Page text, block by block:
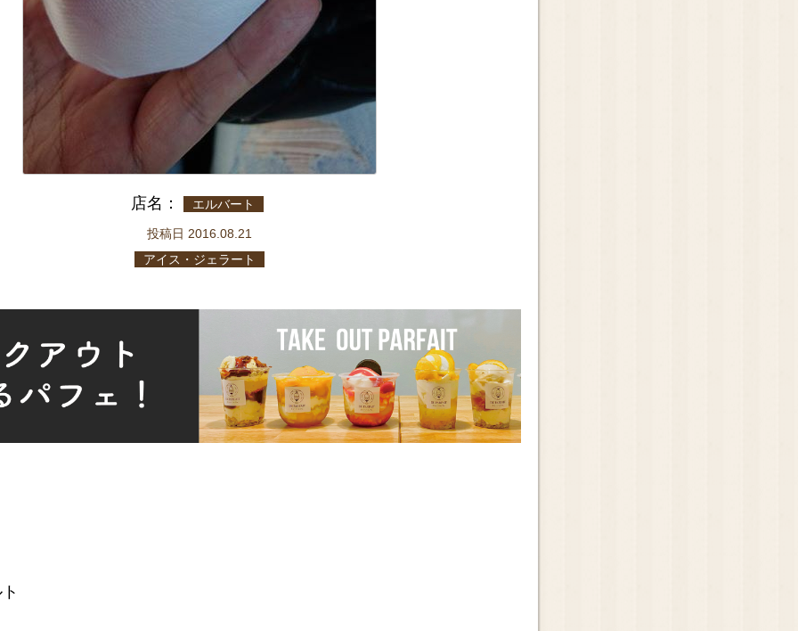
店名： エルバート
投稿日 2016.08.21
アイス・ジェラート